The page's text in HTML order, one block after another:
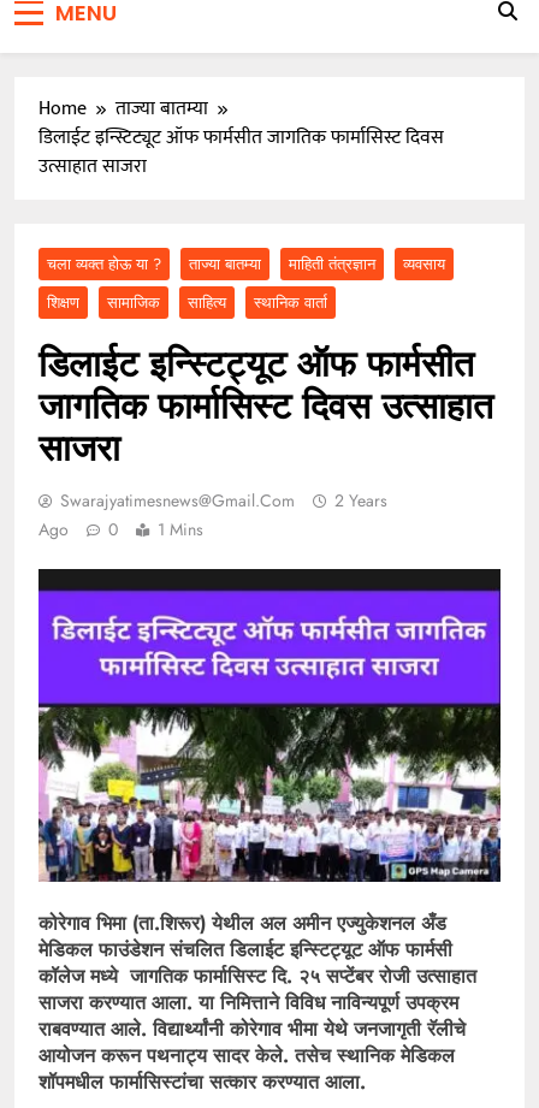
मागणी प्रकरणी तलाठी आश्विनी कोकाटे दुसऱ्यांदा एसीबीच्या
जाळ्यात
MENU
Home
ताज्या बातम्या
डिलाईट इन्स्टिट्यूट ऑफ फार्मसीत जागतिक फार्मासिस्ट दिवस
उत्साहात साजरा
चला व्यक्त होऊ या ? ताज्या बातम्या माहिती तंत्रज्ञान
व्यवसाय
शिक्षण
सामाजिक साहित्य स्थानिक वार्ता
डिलाईट इन्स्टिट्यूट ऑफ फार्मसीत
जागतिक फार्मासिस्ट दिवस उत्साहात
साजरा
Swarajyatimesnews@gmail.com
2 Years
Ago
0 1 Mins
कोरेगाव भिमा (ता.शिरूर) येथील अल अमीन एज्युकेशनल अँड
मेडिकल फाउंडेशन संचलित डिलाईट इन्स्टिट्यूट ऑफ फार्मसी
कॉलेज मध्ये जागतिक फार्मासिस्ट दि. २५ सप्टेंबर रोजी उत्साहात
साजरा करण्यात आला. या निमित्ताने विविध नाविन्यपूर्ण उपक्रम
राबवण्यात आले. विद्यार्थ्यांनी कोरेगाव भीमा येथे जनजागृती रॅलीचे
आयोजन करून पथनाट्य सादर केले. तसेच स्थानिक मेडिकल
शॉपमधील फार्मासिस्टांचा सत्कार करण्यात आला.